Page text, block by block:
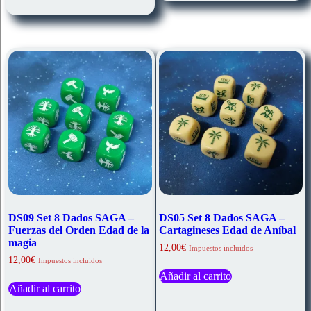
DS09 Set 8 Dados SAGA –
Fuerzas del Orden Edad de la
magia
12,00€ Impuestos incluidos
Añadir al carrito
DS05 Set 8 Dados SAGA –
Cartagineses Edad de Aníbal
12,00€ Impuestos incluidos
Añadir al carrito